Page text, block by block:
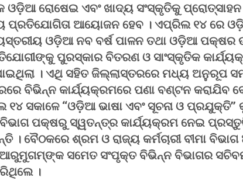
ରୋଷେଇ ଏବଂ ଖାଦ୍ୟ ସଂସ୍କୃତିକୁ
ପ୍ରତିଯୋଗିତା ଆୟୋଜନ ହେବ । ଏପ୍ରିଲ ୧୪ ରେ
ଓଡ଼ିଆ ନବ ବର୍ଷ ପାଳନ ତଥା ଓଡ଼ିଆ ପକ୍ଷର
ପୁରସ୍କାର ବିତରଣ ଓ ସାଂସ୍କୃତିକ
। ଏଥି ସହିତ ଜିଲ୍ଲାସ୍ତରରେ ମଧ୍ୟ ଅନୁରୂପ
ବିଭିନ୍ନ କାର୍ଯ୍ୟକ୍ରମରେ ପଣା ବଣ୍ଟନ କରାଯିବ
ସକାଳେ ‘‘ଓଡ଼ିଆ ଭାଷା ଏବଂ ସୂଚନା ଓ
ପକ୍ଷରୁ ସ୍ୱତନ୍ତ୍ର କାର୍ଯ୍ୟକ୍ରମ ନେଇ
। ବୈଠକରେ ଶ୍ରମ ଓ ରାଜ୍ୟ କର୍ମଚାରୀ ବୀମା
ଆରୁମୁଗମ୍‌ଙ୍କ ସମେତ ସଂପୃକ୍ତ ବିଭିନ୍ନ ବିଭାଗର
।